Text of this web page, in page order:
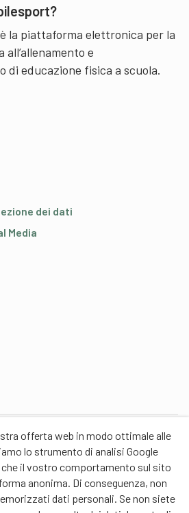
offerta web in modo ottimale alle
lo strumento di analisi Google
il vostro comportamento sul sito
anonima. Di conseguenza, non
dati personali. Se non siete
la piattaforma elettronica per la
e
di educazione fisica a scuola.
dei dati
Media